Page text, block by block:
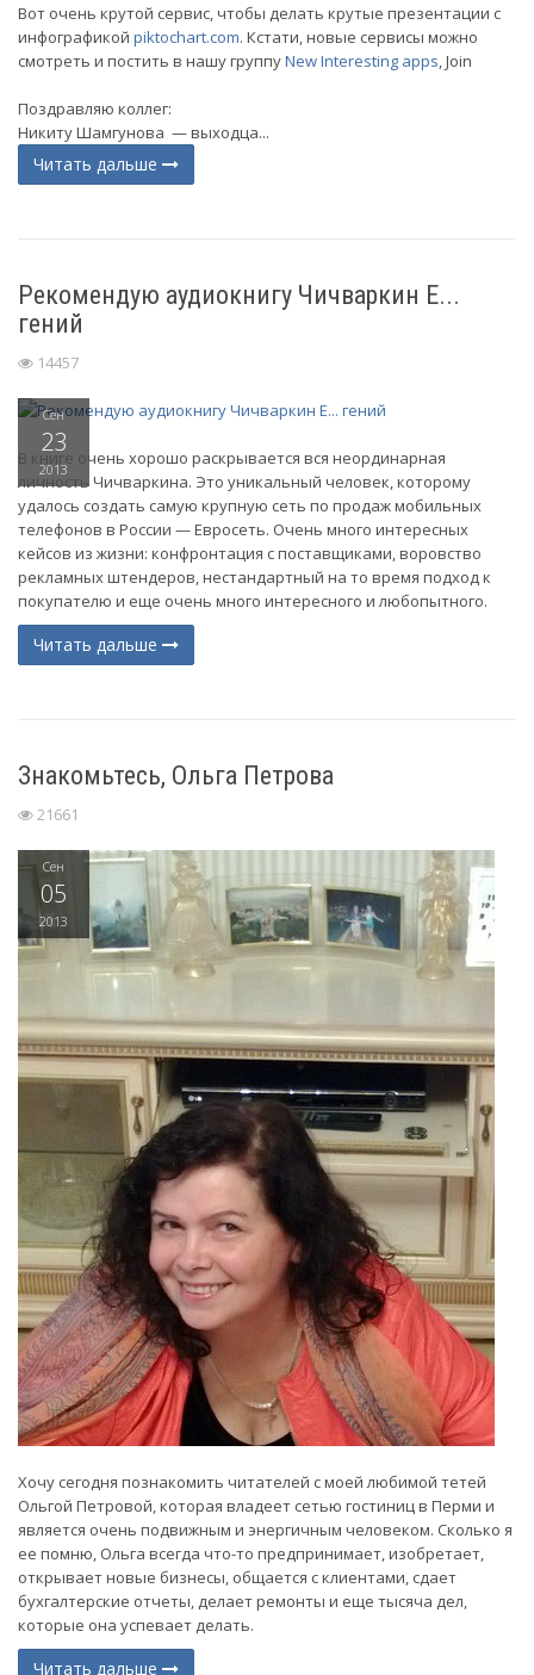
Вот очень крутой сервис, чтобы делать крутые презентации с
инфографикой piktochart.com. Кстати, новые сервисы можно
смотреть и постить в нашу группуNew Interesting apps, Join
Поздравляю коллег:
Никиту Шамгунова — выходца...
Читать дальше
Рекомендую аудиокнигу Чичваркин Е...
гений
14457
Сен
23
2013
В книге очень хорошо раскрывается вся неординарная
личность Чичваркина. Это уникальный человек, которому
удалось создать самую крупную сеть по продаж мобильных
телефонов в России — Евросеть. Очень много интересных
кейсов из жизни: конфронтация с поставщиками, воровство
рекламных штендеров, нестандартный на то время подход к
покупателю и еще очень много интересного и любопытного.
Читать дальше
Знакомьтесь, Ольга Петрова
21661
Сен
05
2013
Хочу сегодня познакомить читателей с моей любимой тетей
Ольгой Петровой, которая владеет сетью гостиниц в Перми и
является очень подвижным и энергичным человеком. Сколько я
ее помню, Ольга всегда что-то предпринимает, изобретает,
открывает новые бизнесы, общается с клиентами, сдает
бухгалтерские отчеты, делает ремонты и еще тысяча дел,
которые она успевает делать.
Читать дальше